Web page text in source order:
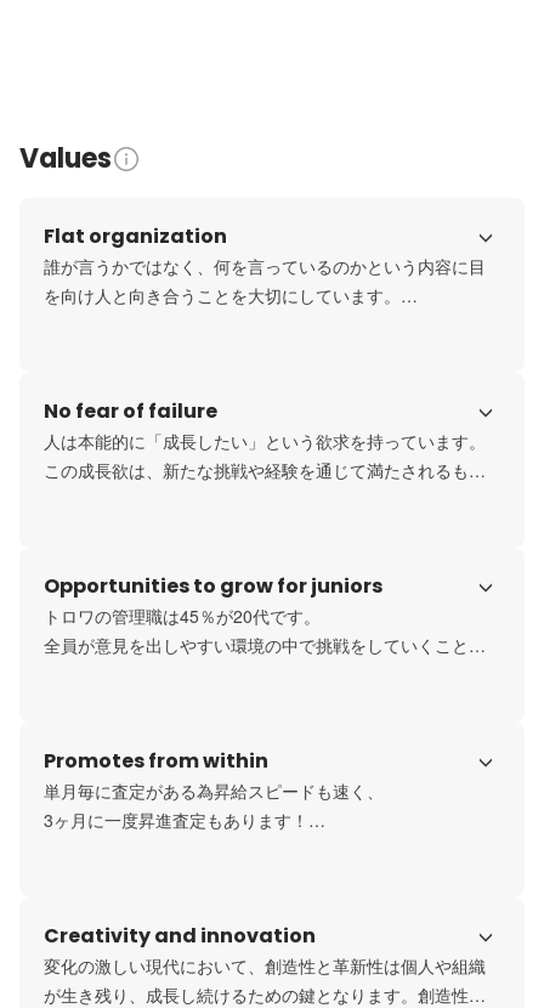
Values
Flat organization
誰が言うかではなく、何を言っているのかという内容に目
を向け人と向き合うことを大切にしています。
その意見を採用し、その日からやり方を変えていける組織
です。
すべての人に敬意を持ち、すべての人が意見を出し合え尊
No fear of failure
人は本能的に「成長したい」という欲求を持っています。
この成長欲は、新たな挑戦や経験を通じて満たされるも
自分を知り、進化するための貴重なプロセスです。
だからこそ、失敗を恐れず一歩踏み出すことが、潜在的な
成長欲を満たし、真の自己実現に繋がるのです。
という人を待っています！
Opportunities to grow for juniors
トロワの管理職は45％が20代です。
全員が意見を出しやすい環境の中で挑戦をしていくことで
若手のうちに裁量権を持ち、たくさんの経験を積めること
でスキルアップも早く、
今の時代に必要不可欠な”自力で生きていく力”をつけていく
Promotes from within
単月毎に査定がある為昇給スピードも速く、
3ヶ月に一度昇進査定もあります！
努力や成果、挑戦を正当に評価し、年齢や年次に関係なく
チャンスがある環境を作り、
Creativity and innovation
変化の激しい現代において、創造性と革新性は個人や組織
が生き残り、成長し続けるための鍵となります。創造性は